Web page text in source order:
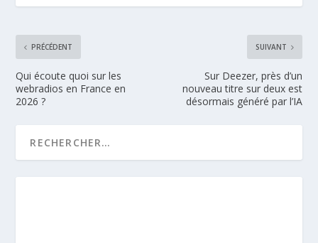
PRÉCÉDENT
Qui écoute quoi sur les
webradios en France en
2026 ?
SUIVANT
Sur Deezer, près d’un
nouveau titre sur deux est
désormais généré par l’IA